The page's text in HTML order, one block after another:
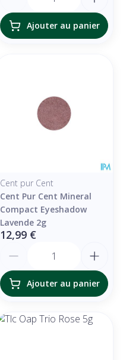
Ajouter au panier
Cent pur Cent
Cent Pur Cent Mineral
Compact Eyeshadow
Lavende 2g
12,99 €
Ajouter au panier